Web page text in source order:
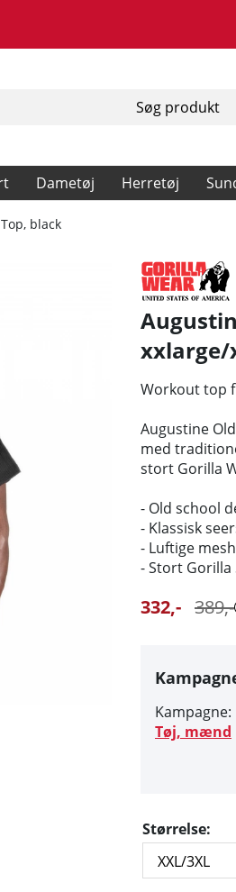
Dametøj Herretøj
black
xxlarge/
Workout top
Augustine
med
stort Gorilla
- Old school
- Klassisk
- Luftige
- Stort Gorilla
389,-
332,-
Kampagne:
Tøj, mænd
Størrelse: